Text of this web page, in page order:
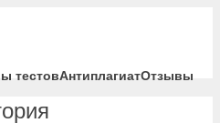
тестовАнтиплагиатОтзывы